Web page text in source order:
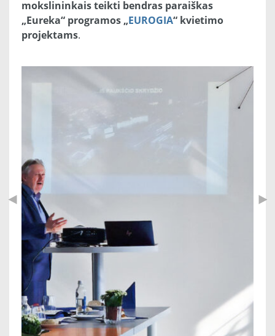
mokslininkais teikti bendras paraiškas
„Eureka“ programos „EUROGIA“ kvietimo
projektams.